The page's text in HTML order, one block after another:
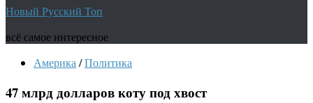
Новый Русский Топ
всё самое интересное
Америка /Политика
47 млрд долларов коту под хвост